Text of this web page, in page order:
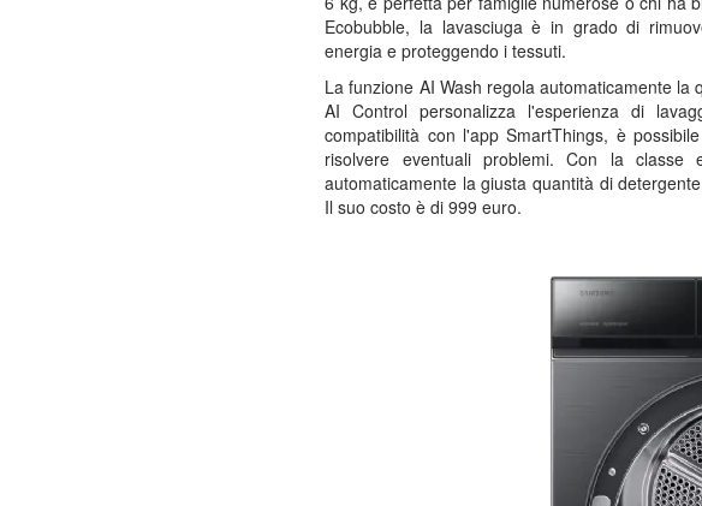
Ecobubble, la lavasciuga è in grado di
energia e proteggendo i tessuti.
La funzione AI Wash regola automaticamente
AI Control personalizza l'esperienza di
compatibilità con l'app SmartThings, è
risolvere eventuali problemi. Con la classe
automaticamente la giusta quantità di
Il suo costo è di 999 euro.